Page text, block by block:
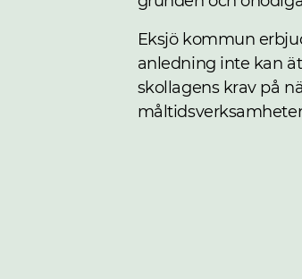
Eksjö kommun
anledning inte kan
skollagens krav på